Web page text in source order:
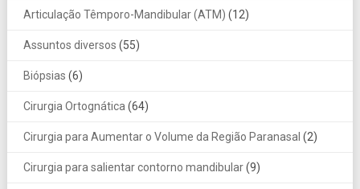
Articulação Têmporo-Mandibular (ATM) (12)
Assuntos diversos (55)
Biópsias (6)
Cirurgia Ortognática (64)
Cirurgia para Aumentar o Volume da Região Paranasal (2)
Cirurgia para salientar contorno mandibular(9)